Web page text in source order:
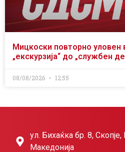
Мицкоски повторно уловен
„екскурзија“ до „службен
08/08/2026 12:55
ул. Бихаќка бр. 8,
Македонија